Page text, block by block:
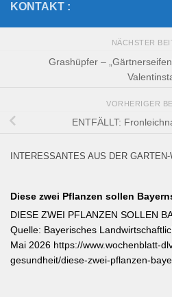
KONTAKT :
NÄCHSTER
Grashüpfer –
VORHERIGER
ENTFÄLLT:
INTERESSANTES AUS DER GARTEN-
Diese zwei Pflanzen sollen
DIESE ZWEI PFLANZEN SOLLEN
Quelle: Bayerisches
Mai 2026 https://www.wochenblatt-
gesundheit/diese-zwei-pflanzen-